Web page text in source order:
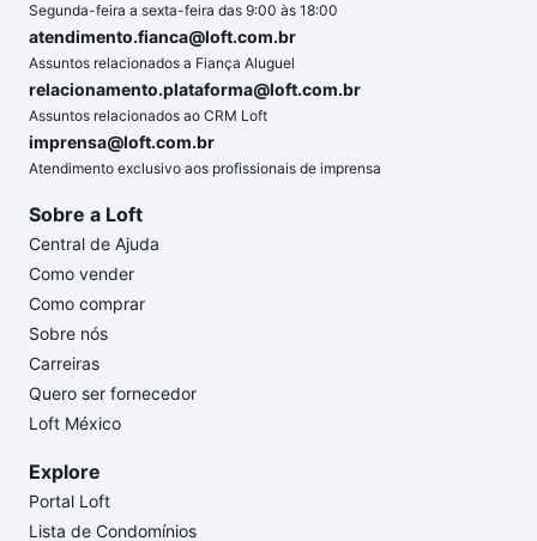
Segunda-feira a sexta-feira das 9:00 às 18:00
atendimento.fianca@loft.com.br
Assuntos relacionados a Fiança Aluguel
relacionamento.plataforma@loft.com.br
Assuntos relacionados ao CRM Loft
imprensa@loft.com.br
Atendimento exclusivo aos profissionais de imprensa
Sobre a Loft
Central de Ajuda
Como vender
Como comprar
Sobre nós
Carreiras
Quero ser fornecedor
Loft México
Explore
Portal Loft
Lista de Condomínios